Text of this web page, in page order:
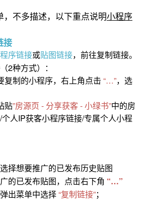
，不多描述，以下重点说明小程序
接
序链接或贴图链接，前往复制链接。
（2种方式）：
复制的小程序，右上角点击 “…”，选
贴”房源页 - 分享获客 - 小绿书”中的房
人IP获客小程序链接/专属个人小程
选择想要推广的已发布历史贴图
的已发布贴图，点击右下角 “…”
出菜单中选择 “复制链接”；